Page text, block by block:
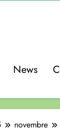
News
novembre